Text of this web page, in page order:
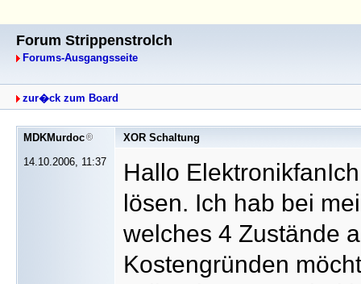
Forum Strippenstrolch
Forums-Ausgangsseite
zur�ck zum Board
MDKMurdoc
14.10.2006, 11:37
XOR Schaltung
Hallo
lösen. Ich hab bei
welches 4 Zustände
Kostengründen